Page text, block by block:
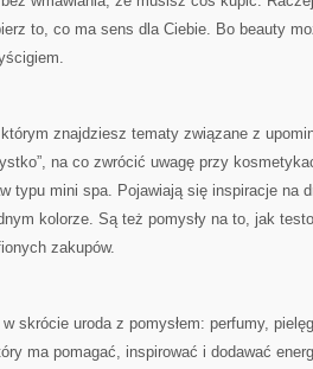
to, co ma sens dla Ciebie. Bo beauty
znajdziesz tematy związane z
na co zwrócić uwagę przy
typu mini spa. Pojawiają się inspiracje na
kolorze. Są też pomysły na to, jak
zakupów.
skrócie uroda z pomysłem: perfumy,
ma pomagać, inspirować i dodawać